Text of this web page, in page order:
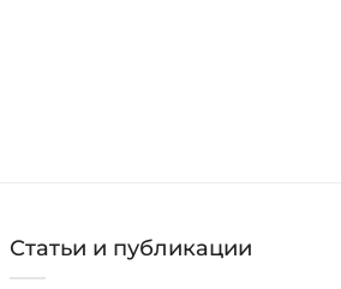
Статьи и публикации